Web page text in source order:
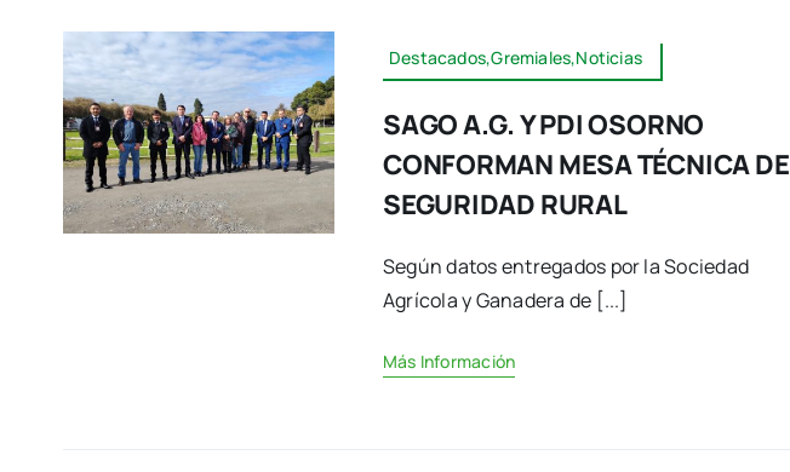
Destacados,Gremiales,Noticias
SAGO A.G. Y PDI OSORNO
CONFORMAN MESA TÉCNICA DE
SEGURIDAD RURAL
Según datos entregados por la Sociedad
Agrícola y Ganadera de [...]
Más Información